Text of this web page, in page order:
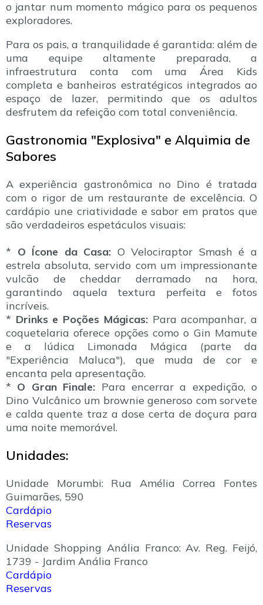
o jantar num momento mágico para os pequenos
exploradores.
Para os pais, a tranquilidade é garantida: além de
uma equipe altamente preparada, a
infraestrutura conta com uma Área Kids
completa e banheiros estratégicos integrados ao
espaço de lazer, permitindo que os adultos
desfrutem da refeição com total conveniência.
Gastronomia "Explosiva" e Alquimia de
Sabores
A experiência gastronômica no Dino é tratada
com o rigor de um restaurante de excelência. O
cardápio une criatividade e sabor em pratos que
são verdadeiros espetáculos visuais:
* O Ícone da Casa: O Velociraptor Smash é a
estrela absoluta, servido com um impressionante
vulcão de cheddar derramado na hora,
garantindo aquela textura perfeita e fotos
incríveis.
* Drinks e Poções Mágicas:Para acompanhar, a
coquetelaria oferece opções como o Gin Mamute
e a lúdica Limonada Mágica (parte da
"Experiência Maluca"), que muda de cor e
encanta pela apresentação.
* O Gran Finale: Para encerrar a expedição, o
Dino Vulcânico um brownie generoso com sorvete
e calda quente traz a dose certa de doçura para
uma noite memorável.
Unidades:
Unidade Morumbi: Rua Amélia Correa Fontes
Guimarães, 590
Cardápio
Reservas
Unidade Shopping Anália Franco: Av. Reg. Feijó,
1739 - Jardim Anália Franco
Cardápio
Reservas